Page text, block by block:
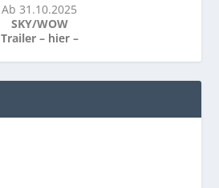
Ab 31.10.2025
SKY/WOW
Trailer – hier –